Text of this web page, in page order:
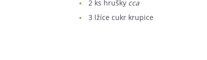
2 ks hrušky cca
3 lžíce cukr krupice